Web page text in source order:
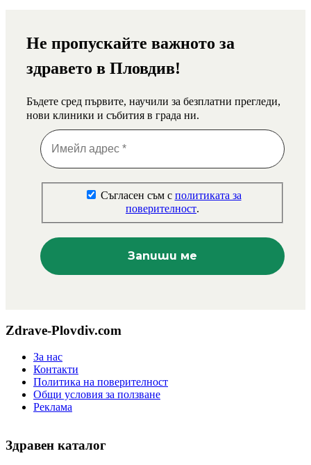
Не пропускайте важното за
здравето в Пловдив!
Бъдете сред първите, научили за безплатни прегледи,
нови клиники и събития в града ни.
Съгласен съм с политиката за
поверителност.
Zdrave-Plovdiv.com
За нас
Контакти
Политика на поверителност
Общи условия за ползване
Реклама
Здравен каталог